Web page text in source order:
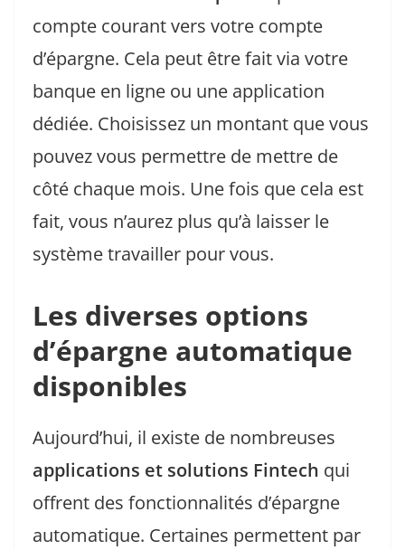
compte courant vers votre compte
d’épargne. Cela peut être fait via votre
banque en ligne ou une application
dédiée. Choisissez un montant que vous
pouvez vous permettre de mettre de
côté chaque mois. Une fois que cela est
fait, vous n’aurez plus qu’à laisser le
système travailler pour vous.
Les diverses options
d’épargne automatique
disponibles
Aujourd’hui, il existe de nombreuses
applications et solutions Fintech qui
offrent des fonctionnalités d’épargne
automatique. Certaines permettent par